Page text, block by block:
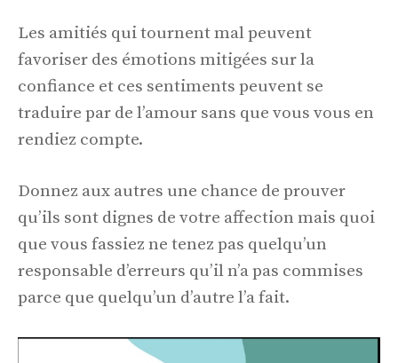
Les amitiés qui tournent mal peuvent
favoriser des émotions mitigées sur la
confiance et ces sentiments peuvent se
traduire par de l’amour sans que vous vous en
rendiez compte.
Donnez aux autres une chance de prouver
qu’ils sont dignes de votre affection mais quoi
que vous fassiez ne tenez pas quelqu’un
responsable d’erreurs qu’il n’a pas commises
parce que quelqu’un d’autre l’a fait.